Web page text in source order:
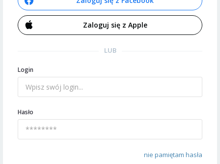
Zaloguj się z Apple
LUB
Login
Hasło
nie pamiętam hasła